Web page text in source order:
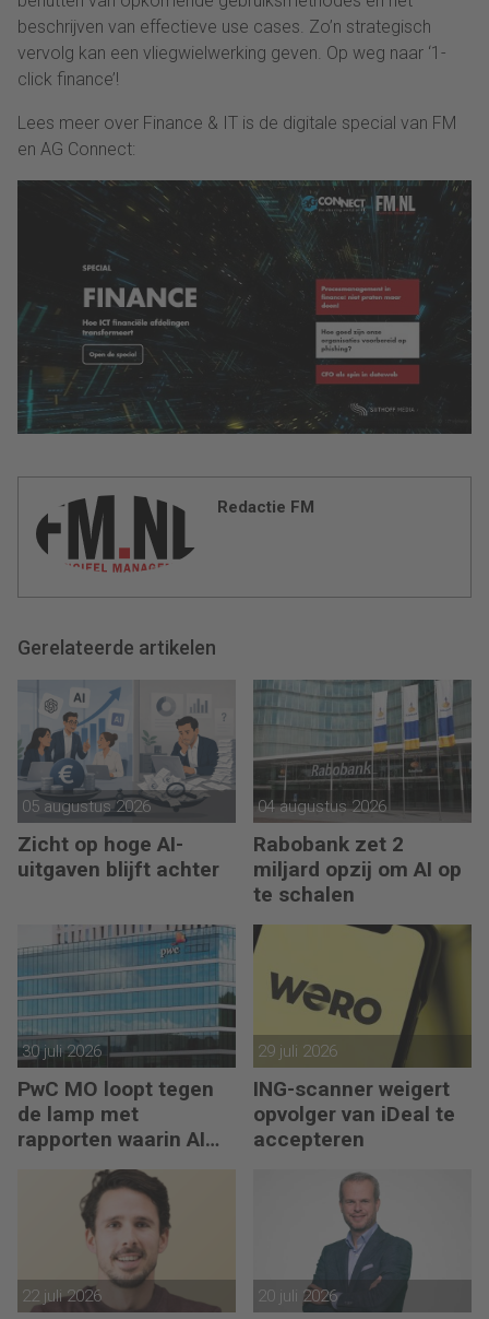
beschrijven van effectieve use cases. Zo’n strategisch
vervolg kan een vliegwielwerking geven. Op weg naar ‘1-
click finance’!
Lees meer over Finance & IT is de digitale special van FM
en AG Connect:
Redactie FM
Gerelateerde artikelen
05 augustus 2026
Zicht op hoge AI-
uitgaven blijft achter
04 augustus 2026
Rabobank zet 2
miljard opzij om AI op
te schalen
30 juli 2026
PwC MO loopt tegen
de lamp met
rapporten waarin AI
erop los liegt
29 juli 2026
ING-scanner weigert
opvolger van iDeal te
accepteren
22 juli 2026 20 juli 2026